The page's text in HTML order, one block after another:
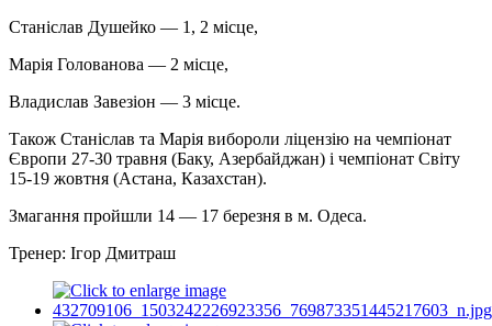
Станіслав Душейко — 1, 2 місце,
Марія Голованова — 2 місце,
Владислав Завезіон — 3 місце.
Також Станіслав та Марія вибороли ліцензію на чемпіонат
Європи 27-30 травня (Баку, Азербайджан) і чемпіонат Світу
15-19 жовтня (Астана, Казахстан).
Змагання пройшли 14 — 17 березня в м. Одеса.
Тренер: Ігор Дмитраш